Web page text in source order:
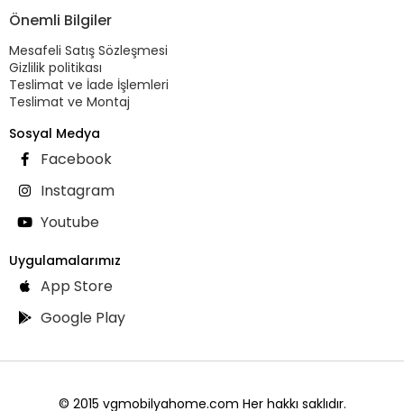
Önemli Bilgiler
Mesafeli Satış Sözleşmesi
Gizlilik politikası
Teslimat ve İade İşlemleri
Teslimat ve Montaj
Sosyal Medya
Facebook
Instagram
Youtube
Uygulamalarımız
App Store
Google Play
© 2015 vgmobilyahome.com Her hakkı saklıdır.